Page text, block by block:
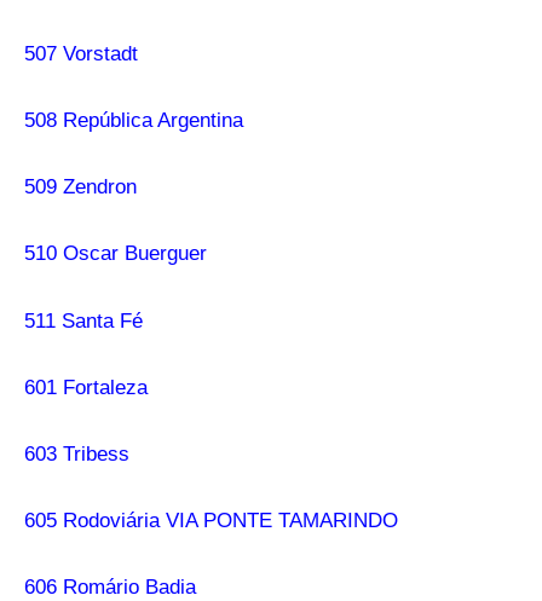
507 Vorstadt
508 República Argentina
509 Zendron
510 Oscar Buerguer
511 Santa Fé
601 Fortaleza
603 Tribess
605 Rodoviária VIA PONTE TAMARINDO
606 Romário Badia